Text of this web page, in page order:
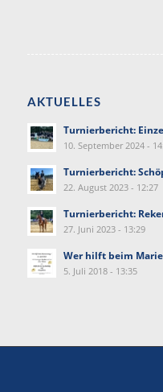
AKTUELLES
Turnierbericht:
10. September 2024 -
Turnierbericht:
22. August 2023 - 12:27
Turnierbericht:
27. Juni 2023 - 13:29
Wer hilft beim
5. Juli 2018 - 13:35